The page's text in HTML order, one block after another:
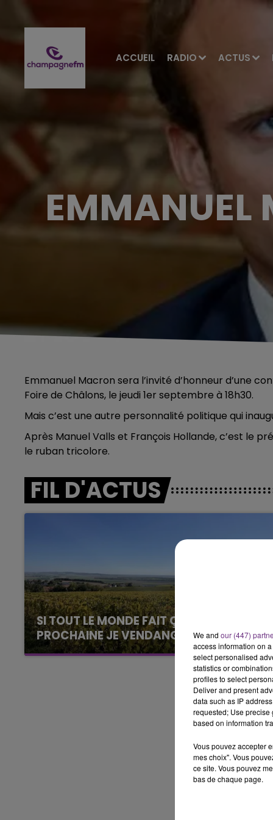
ACCUEIL RADIO ACTUS
LA FAMILLE
EMMANUEL
Emmanuel Macron sera l’invité d’honneur d’une
Foire de Châlons, le jeudi 1er septembre à 18h30.
Mais c’est une autre personnalité politique qui
Après Manuel Valls et François Hollande, c’est le
le ruban tricolore.
FIL D'ACTUS
SI TOUT LE MONDE FAIT ÇA, MOI L'ANNÉE
PROCHAINE JE VENDANGE EN...
La vendange en Champagne a débuté ce jeudi
6 août dans la commune de Montgueux (Aube).
We and our (447)
access information on
select personalised
statistics or
profiles to select
Deliver and present
data such as IP
requested; Use precise
based on information
Vous pouvez accepter
mes choix". Vous
ce site. Vous pouvez
bas de chaque page.